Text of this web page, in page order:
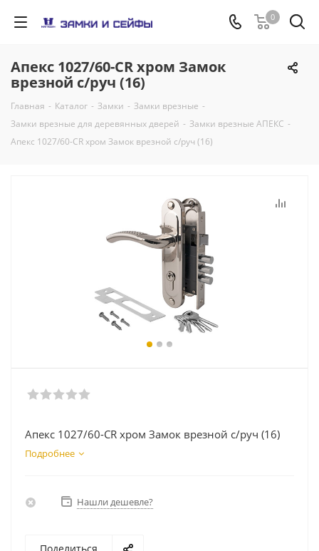
0
Апекс 1027/60-CR хром Замок
врезной с/руч (16)
Главная - Каталог - Замки - Замки врезные -
Замки врезные для деревянных дверей - Замки врезные АПЕКС -
Апекс 1027/60-CR хром Замок врезной с/руч (16)
Апекс 1027/60-CR хром Замок врезной с/руч (16)
Подробнее
Нашли дешевле?